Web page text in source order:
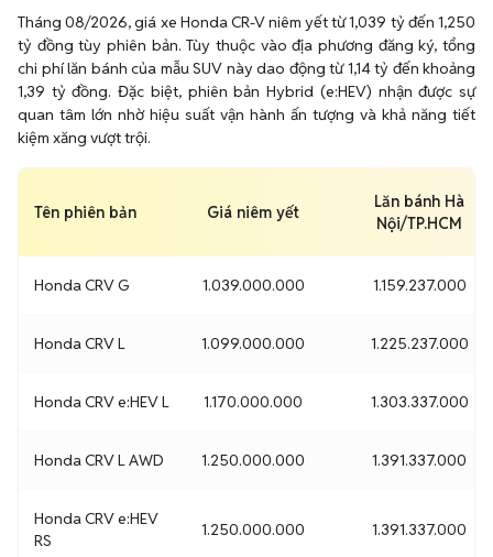
Tháng 08/2026, giá xe Honda CR-V niêm yết từ 1,039 tỷ đến 1,250
tỷ đồng tùy phiên bản. Tùy thuộc vào địa phương đăng ký, tổng
chi phí lăn bánh của mẫu SUV này dao động từ 1,14 tỷ đến khoảng
1,39 tỷ đồng. Đặc biệt, phiên bản Hybrid (e:HEV) nhận được sự
quan tâm lớn nhờ hiệu suất vận hành ấn tượng và khả năng tiết
kiệm xăng vượt trội.
Tên phiên bản Giá niêm yết
Lăn bánh Hà
Nội/TP.HCM
Honda CRV G 1.039.000.000 1.159.237.000
Honda CRV L 1.099.000.000 1.225.237.000
Honda CRV e:HEV L 1.170.000.000 1.303.337.000
Honda CRV L AWD 1.250.000.000 1.391.337.000
Honda CRV e:HEV
RS
1.250.000.000 1.391.337.000